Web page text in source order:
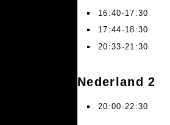
16:40-17:30
17:44-18:30
20:33-21:30
Nederland 2
20:00-22:30